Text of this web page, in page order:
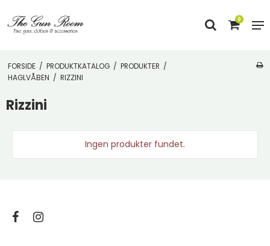
0
FORSIDE / PRODUKTKATALOG / PRODUKTER /
HAGLVÅBEN / RIZZINI
Rizzini
Ingen produkter fundet.